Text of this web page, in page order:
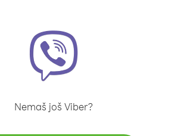
Nemaš još Viber?